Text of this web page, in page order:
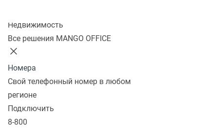
Недвижимость
Все решения MANGO OFFICE
Номера
Свой телефонный номер в любом
регионе
Подключить
8-800
SIP телефоны стационарные
Yealink SIP-T33G
В корзину
Yealink SIP-T31